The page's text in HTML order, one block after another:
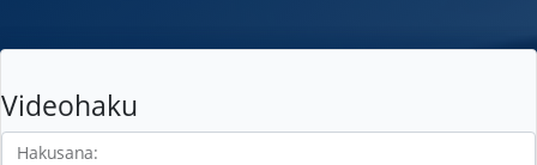
Videohaku
Hakusana: